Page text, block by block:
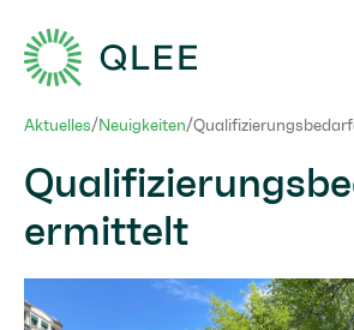
Aktuelles/Neuigkeiten/
ermittelt